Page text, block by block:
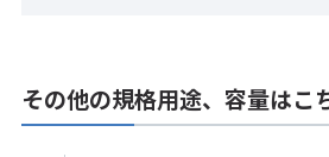
その他の規格用途、容量はこ